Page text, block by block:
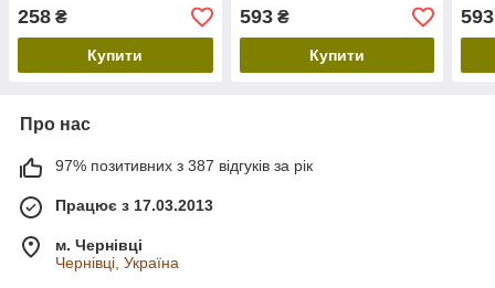
258 ₴
Купити
з бязі Голд
593₴
Купити
з
593
Про нас
97% позитивних з 387 відгуків за рік
Працює з 17.03.2013
м. Чернівці
Чернівці, Україна